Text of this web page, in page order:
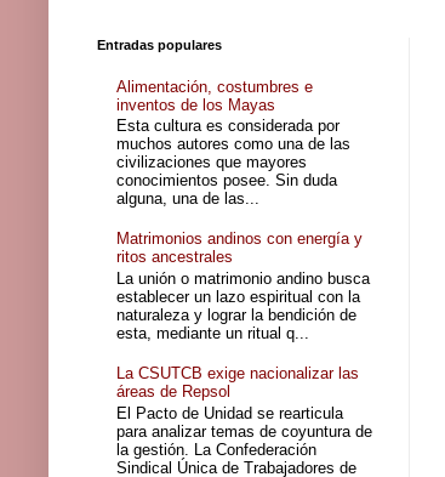
Entradas populares
Alimentación, costumbres e
inventos de los Mayas
Esta cultura es considerada por
muchos autores como una de las
civilizaciones que mayores
conocimientos posee. Sin duda
alguna, una de las...
Matrimonios andinos con energía y
ritos ancestrales
La unión o matrimonio andino busca
establecer un lazo espiritual con la
naturaleza y lograr la bendición de
esta, mediante un ritual q...
La CSUTCB exige nacionalizar las
áreas de Repsol
El Pacto de Unidad se rearticula
para analizar temas de coyuntura de
la gestión. La Confederación
Sindical Única de Trabajadores de